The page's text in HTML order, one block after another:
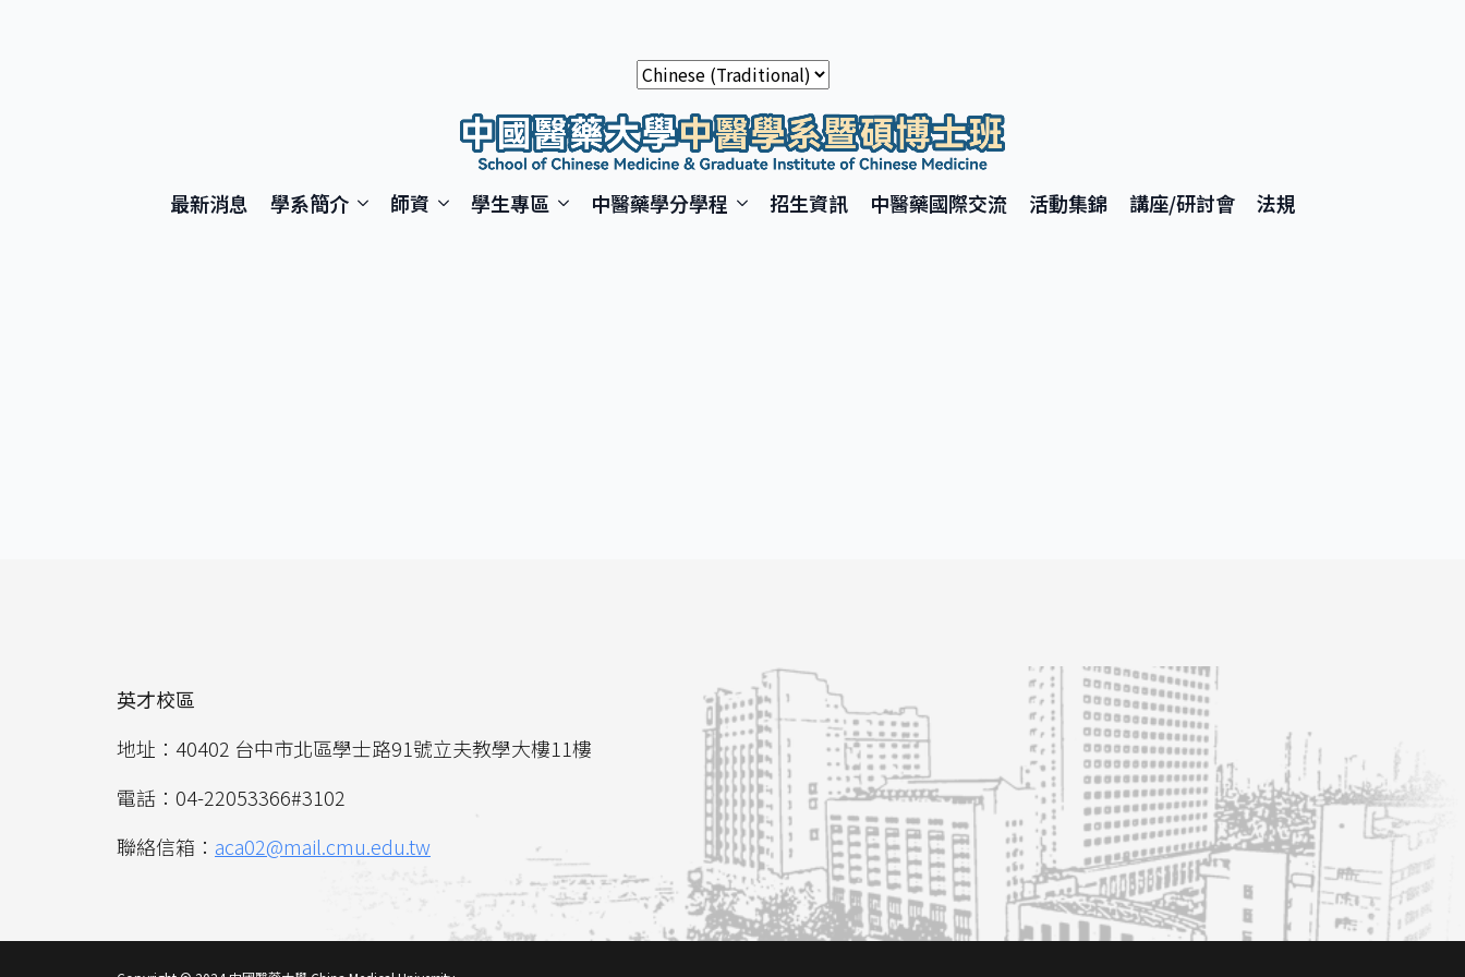
最新消息 學系簡介 師資 學生專區 中醫藥學分學程 招生資訊 中醫藥國際交流 活動集錦 講座/研討會 法規
英才校區
地址：40402 台中市北區學士路91號立夫教學大樓11樓
電話：04-22053366#3102
聯絡信箱： aca02@mail.cmu.edu.tw